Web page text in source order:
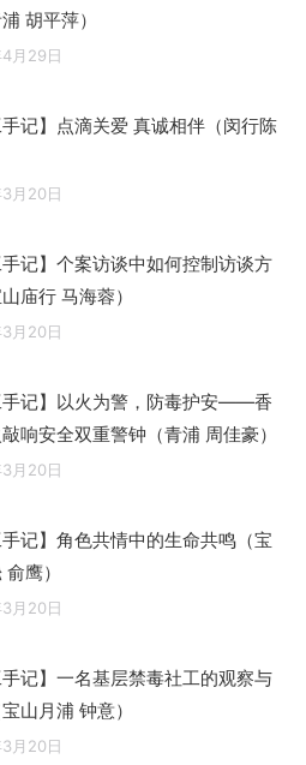
胡平萍）
月29日
手记】点滴关爱 真诚相伴（闵行陈
月20日
手记】个案访谈中如何控制访谈方
庙行 马海蓉）
月20日
手记】以火为警，防毒护安——香
响安全双重警钟（青浦 周佳豪）
月20日
手记】角色共情中的生命共鸣（宝
鹰）
月20日
手记】一名基层禁毒社工的观察与
山月浦 钟意）
月20日